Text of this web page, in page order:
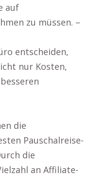
auf
zu müssen. –
entscheiden,
nur Kosten,
die
Pauschalreise-
die
an Affiliate-